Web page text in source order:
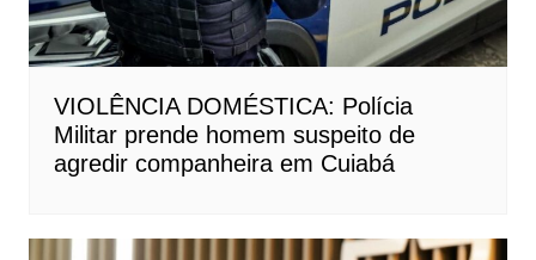
VIOLÊNCIA DOMÉSTICA: Polícia
Militar prende homem suspeito de
agredir companheira em Cuiabá